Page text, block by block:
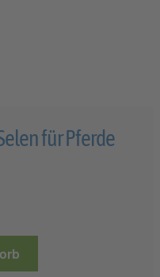
für Pferde